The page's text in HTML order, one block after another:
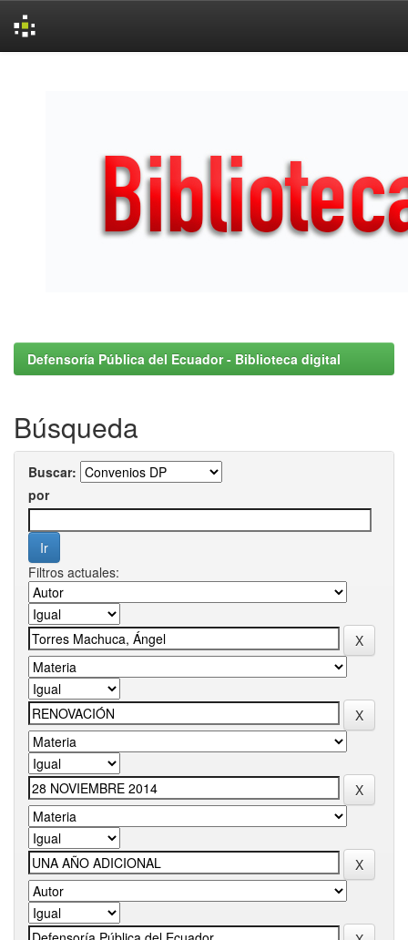
Defensoría Pública del Ecuador - Biblioteca digital
Búsqueda
Buscar:
por
Filtros actuales: